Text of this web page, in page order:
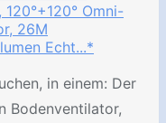
Omni-
26M
Echt...*
in einem: Der
Bodenventilator,